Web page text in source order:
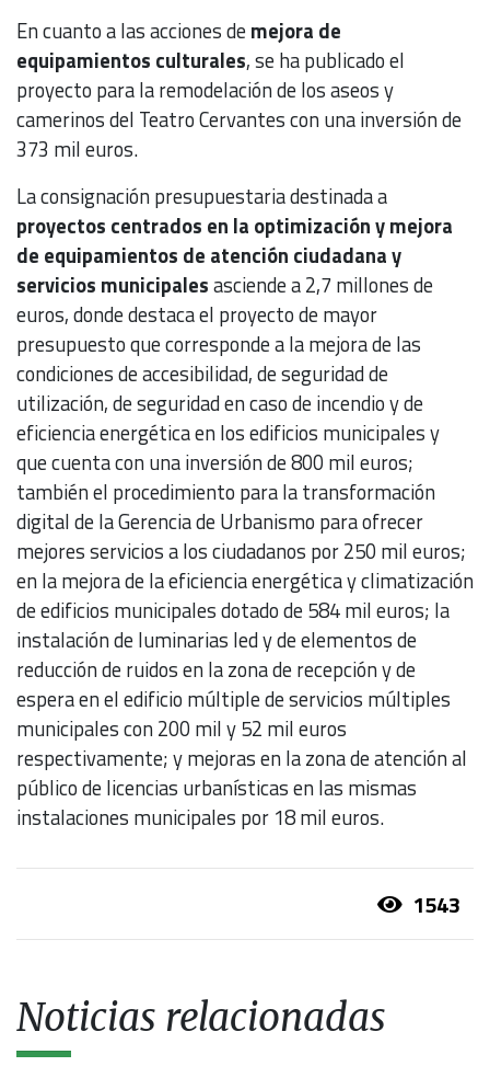
En cuanto a las acciones demejora de
equipamientos culturales, se ha publicado el
proyecto para la remodelación de los aseos y
camerinos del Teatro Cervantes con una inversión de
373 mil euros.
La consignación presupuestaria destinada a
proyectos centrados en la optimización y mejora
de equipamientos de atención ciudadana y
servicios municipalesasciende a 2,7 millones de
euros, donde destaca el proyecto de mayor
presupuesto que corresponde a la mejora de las
condiciones de accesibilidad, de seguridad de
utilización, de seguridad en caso de incendio y de
eficiencia energética en los edificios municipales y
que cuenta con una inversión de 800 mil euros;
también el procedimiento para la transformación
digital de la Gerencia de Urbanismo para ofrecer
mejores servicios a los ciudadanos por 250 mil euros;
en la mejora de la eficiencia energética y climatización
de edificios municipales dotado de 584 mil euros; la
instalación de luminarias led y de elementos de
reducción de ruidos en la zona de recepción y de
espera en el edificio múltiple de servicios múltiples
municipales con 200 mil y 52 mil euros
respectivamente; y mejoras en la zona de atención al
público de licencias urbanísticas en las mismas
instalaciones municipales por 18 mil euros.
1543
Noticias relacionadas